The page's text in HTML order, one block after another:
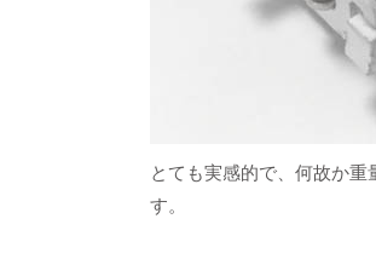
とても実感的で、何故か重
す。